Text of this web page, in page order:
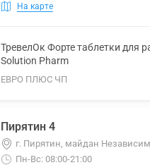
На карте
ТревелОк Форте таблетки для
Solution Pharm
ЕВРО ПЛЮС ЧП
Пирятин 4
г. Пирятин, майдан
Пн-Вс: 08:00-21:00